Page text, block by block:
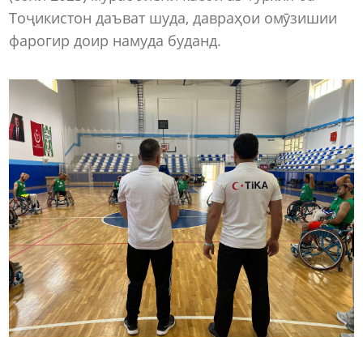
Тоҷикистон даъват шуда, давраҳои омӯзишии
фарогир доир намуда буданд.